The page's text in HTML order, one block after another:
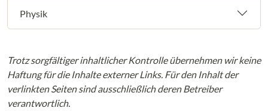
Physik
Trotz sorgfältiger inhaltlicher Kontrolle übernehmen wir keine
Haftung für die Inhalte externer Links. Für den Inhalt der
verlinkten Seiten sind ausschließlich deren Betreiber
verantwortlich.